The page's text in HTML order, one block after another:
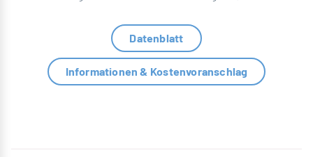
Datenblatt
Informationen & Kostenvoranschlag